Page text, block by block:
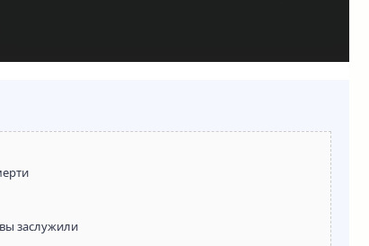
заслужили